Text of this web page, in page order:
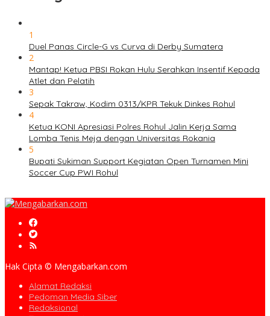
1
Duel Panas Circle-G vs Curva di Derby Sumatera
2
Mantap! Ketua PBSI Rokan Hulu Serahkan Insentif Kepada
Atlet dan Pelatih
3
Sepak Takraw, Kodim 0313/KPR Tekuk Dinkes Rohul
4
Ketua KONI Apresiasi Polres Rohul Jalin Kerja Sama
Lomba Tenis Meja dengan Universitas Rokania
5
Bupati Sukiman Support Kegiatan Open Turnamen Mini
Soccer Cup PWI Rohul
Hak Cipta © Mengabarkan.com
Alamat Redaksi
Pedoman Media Siber
Redaksional